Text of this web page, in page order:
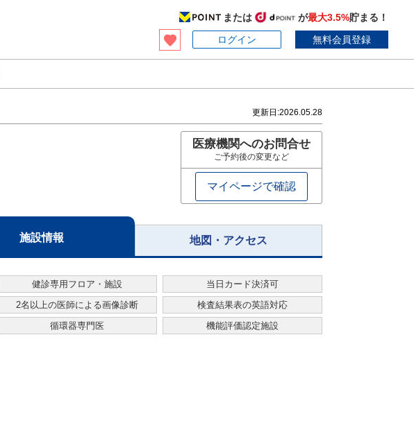
または が最大3.5%貯まる！
ログイン
無料会員登録
更新日:2026.05.28
医療機関へのお問合せ
ご予約後の変更など
マイページで確認
施設情報 地図・アクセス
健診専用フロア・施設
当日カード決済可
2名以上の医師による画像診断
検査結果表の英語対応
循環器専門医
機能評価認定施設